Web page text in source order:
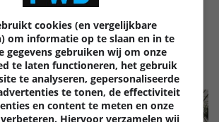
BIJ AANKOOP VAN EEN
(ADV)
cookies (en vergelijkbare
om informatie op te slaan en in te
gegevens gebruiken wij om onze
te laten functioneren, het gebruik
te analyseren, gepersonaliseerde
te tonen, de effectiviteit
en content te meten en onze
Hiervoor verzamelen wij